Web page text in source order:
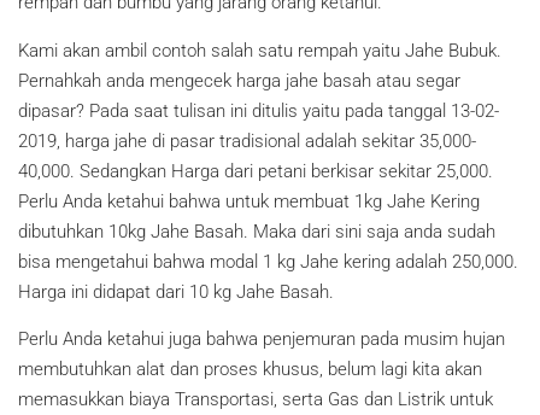
Kami akan ambil contoh salah satu rempah yaitu Jahe Bubuk.
Pernahkah anda mengecek harga jahe basah atau segar
dipasar? Pada saat tulisan ini ditulis yaitu pada tanggal 13-02-
2019, harga jahe di pasar tradisional adalah sekitar 35,000-
40,000. Sedangkan Harga dari petani berkisar sekitar 25,000.
Perlu Anda ketahui bahwa untuk membuat 1kg Jahe Kering
dibutuhkan 10kg Jahe Basah. Maka dari sini saja anda sudah
bisa mengetahui bahwa modal 1 kg Jahe kering adalah 250,000.
Harga ini didapat dari 10 kg Jahe Basah.
Perlu Anda ketahui juga bahwa penjemuran pada musim hujan
membutuhkan alat dan proses khusus, belum lagi kita akan
memasukkan biaya Transportasi, serta Gas dan Listrik untuk